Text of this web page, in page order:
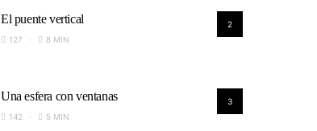
2
El puente vertical
127 8 MIN
3
Una esfera con ventanas
142 5 MIN